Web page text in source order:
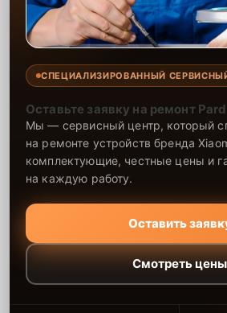
СПЕЦИАЛИЗИРОВАННЫЙ СЕРВИСНЫЙ
Оставьте заявку на ремонт Pard
Мы — сервисный центр, который
на ремонте устройств бренда
комплектующие, честные цены и
на каждую работу.
Оставить
Смотреть цены